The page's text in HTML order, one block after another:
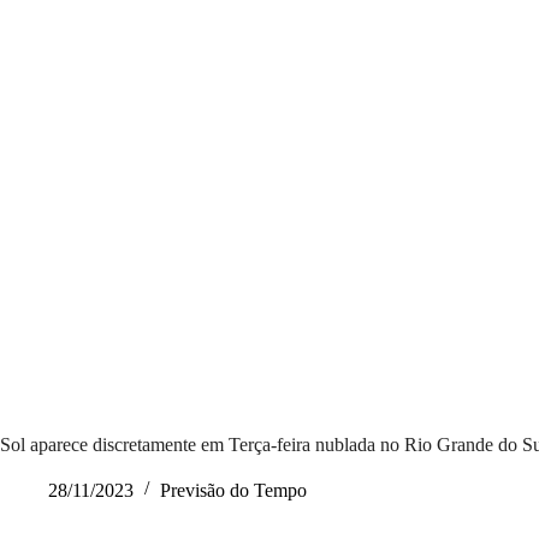
Sol aparece discretamente em Terça-feira nublada no Rio Grande do
28/11/2023 Previsão do Tempo